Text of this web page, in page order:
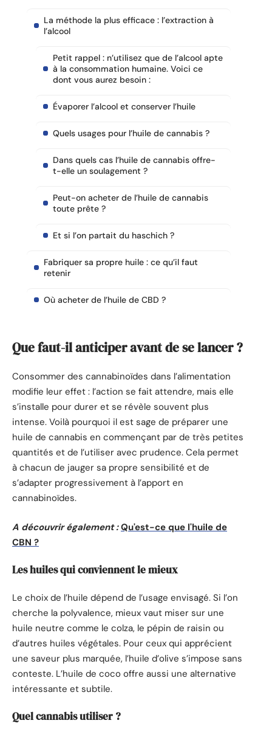
La méthode la plus efficace : l’extraction à
l’alcool
Petit rappel : n’utilisez que de l’alcool apte
à la consommation humaine. Voici ce
dont vous aurez besoin :
Évaporer l’alcool et conserver l’huile
Quels usages pour l’huile de cannabis ?
Dans quels cas l’huile de cannabis offre-
t-elle un soulagement ?
Peut-on acheter de l’huile de cannabis
toute prête ?
Et si l’on partait du haschich ?
Fabriquer sa propre huile : ce qu’il faut
retenir
Où acheter de l’huile de CBD ?
Que faut-il anticiper avant de se lancer ?
Consommer des cannabinoïdes dans l’alimentation
modifie leur effet : l’action se fait attendre, mais elle
s’installe pour durer et se révèle souvent plus
intense. Voilà pourquoi il est sage de préparer une
huile de cannabis en commençant par de très petites
quantités et de l’utiliser avec prudence. Cela permet
à chacun de jauger sa propre sensibilité et de
s’adapter progressivement à l’apport en
cannabinoïdes.
A découvrir également : Qu'est-ce que l'huile de
CBN ?
Les huiles qui conviennent le mieux
Le choix de l’huile dépend de l’usage envisagé. Si l’on
cherche la polyvalence, mieux vaut miser sur une
huile neutre comme le colza, le pépin de raisin ou
d’autres huiles végétales. Pour ceux qui apprécient
une saveur plus marquée, l’huile d’olive s’impose sans
conteste. L’huile de coco offre aussi une alternative
intéressante et subtile.
Quel cannabis utiliser ?